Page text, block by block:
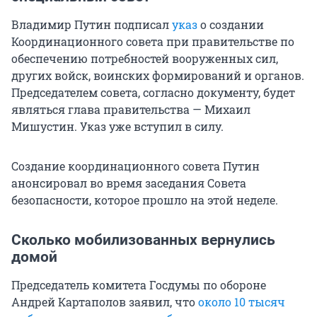
Владимир Путин подписалуказо создании
Координационного совета при правительстве по
обеспечению потребностей вооруженных сил,
других войск, воинских формирований и органов.
Председателем совета, согласно документу, будет
являться глава правительства — Михаил
Мишустин. Указ уже вступил в силу.
Создание координационного совета Путин
анонсировал во время заседания Совета
безопасности, которое прошло на этой неделе.
Сколько мобилизованных вернулись
домой
Председатель комитета Госдумы по обороне
Андрей Картаполов заявил, чтооколо 10 тысяч